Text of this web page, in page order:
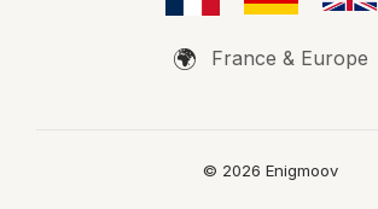
🌍 France & Europe
© 2026 Enigmoov